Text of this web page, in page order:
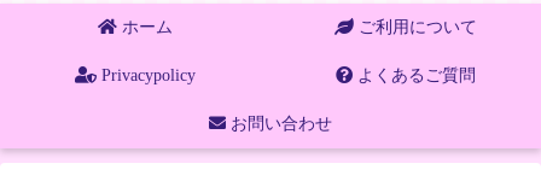
ホーム ご利用について
Privacypolicy よくあるご質問
お問い合わせ